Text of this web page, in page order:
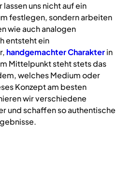
lassen uns nicht auf ein
festlegen, sondern arbeiten
wie auch analogen
entsteht ein
handgemachter Charakterin
Mittelpunkt steht stets das
welches Medium oder
Konzept am besten
wir verschiedene
und schaffen so authentische